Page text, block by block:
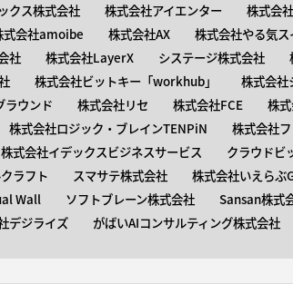
クス株式会社 株式会社アイエンター 株式会
式会社amoibe 株式会社AX 株式会社やる気
社 株式会社LayerX システージ株式会社
株式会社ビットキー「workhub」 株式会社
ラウンド 株式会社リセ 株式会社FCE 株
株式会社ロジック・ブレインTENPiN 株式会社
株式会社イデックスビジネスサービス クラウドビ
ラフト スマサテ株式会社 株式会社いえらぶ
Wall ソフトブレーン株式会社 Sansan株式
デジライズ がばいAIコンサルティング株式会社